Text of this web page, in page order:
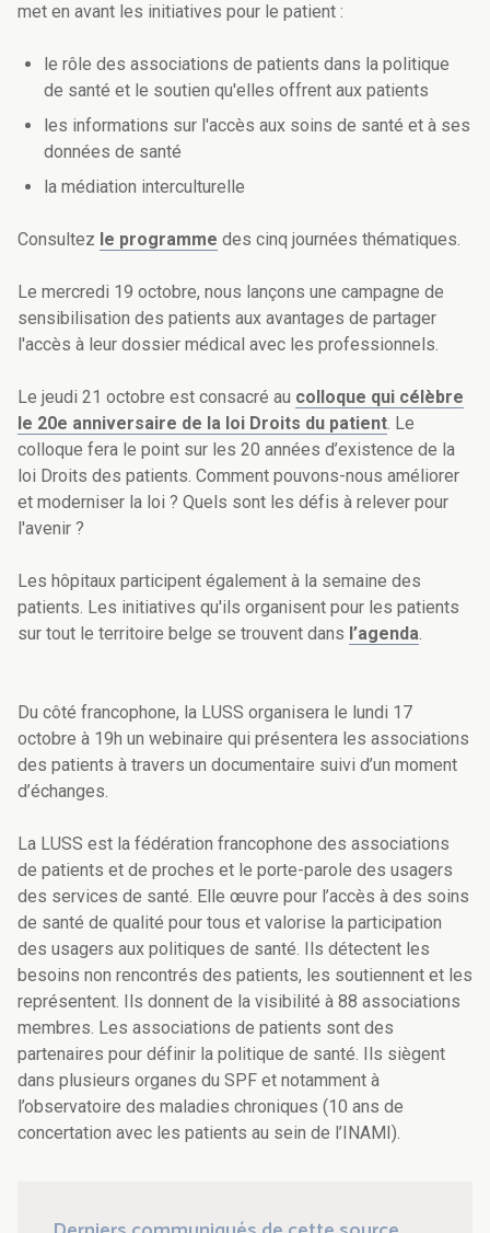
met en avant les initiatives pour le patient :
le rôle des associations de patients dans la politique
de santé et le soutien qu'elles offrent aux patients
les informations sur l'accès aux soins de santé et à ses
données de santé
la médiation interculturelle
Consultez le programme des cinq journées thématiques.
Le mercredi 19 octobre, nous lançons une campagne de
sensibilisation des patients aux avantages de partager
l'accès à leur dossier médical avec les professionnels.
Le jeudi 21 octobre est consacré au colloque qui célèbre
le 20e anniversaire de la loi Droits du patient. Le
colloque fera le point sur les 20 années d’existence de la
loi Droits des patients. Comment pouvons-nous améliorer
et moderniser la loi ? Quels sont les défis à relever pour
l'avenir ?
Les hôpitaux participent également à la semaine des
patients. Les initiatives qu'ils organisent pour les patients
sur tout le territoire belge se trouvent dans l’agenda.
Du côté francophone, la LUSS organisera le lundi 17
octobre à 19h un webinaire qui présentera les associations
des patients à travers un documentaire suivi d’un moment
d’échanges.
La LUSS est la fédération francophone des associations
de patients et de proches et le porte-parole des usagers
des services de santé. Elle œuvre pour l’accès à des soins
de santé de qualité pour tous et valorise la participation
des usagers aux politiques de santé. Ils détectent les
besoins non rencontrés des patients, les soutiennent et les
représentent. Ils donnent de la visibilité à 88 associations
membres. Les associations de patients sont des
partenaires pour définir la politique de santé. Ils siègent
dans plusieurs organes du SPF et notamment à
l’observatoire des maladies chroniques (10 ans de
concertation avec les patients au sein de l’INAMI).